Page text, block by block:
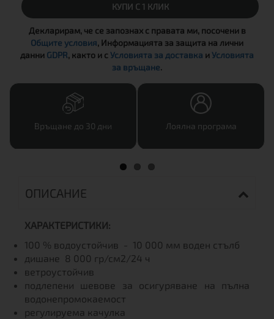
КУПИ С 1 КЛИК
Декларирам, че се запознах с правата ми, посочени в
Общите условия, Информацията за защита на лични
данни GDPR, както и сУсловията за доставка иУсловията
за връщане.
Връщане до 30 дни Лоялна програма
ОПИСАНИЕ
ХАРАКТЕРИСТИКИ:
100 % водоустойчив - 10 000 мм воден стълб
дишане 8 000 гр/см2/24 ч
ветроустойчив
подлепени шевове за осигуряване на пълна
водонепромокаемост
регулируема качулка